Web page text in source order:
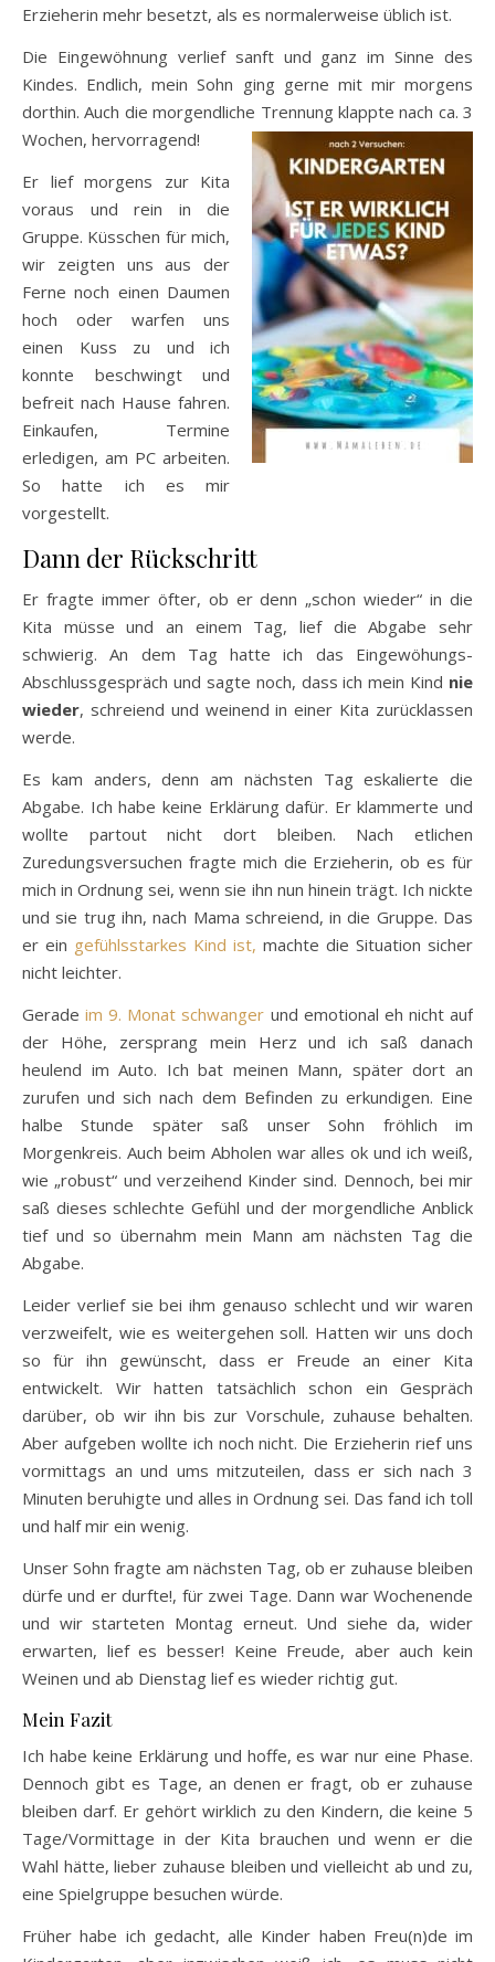
Erzieherin mehr besetzt, als es normalerweise üblich ist.
Die Eingewöhnung verlief sanft und ganz im Sinne des
Kindes. Endlich, mein Sohn ging gerne mit mir morgens
dorthin. Auch die morgendliche Trennung klappte nach ca. 3
Wochen, hervorragend!
Er lief morgens zur Kita
voraus und rein in die
Gruppe. Küsschen für mich,
wir zeigten uns aus der
Ferne noch einen Daumen
hoch oder warfen uns
einen Kuss zu und ich
konnte beschwingt und
befreit nach Hause fahren.
Einkaufen, Termine
erledigen, am PC arbeiten.
So hatte ich es mir
vorgestellt.
Dann der Rückschritt
Er fragte immer öfter, ob er denn „schon wieder“ in die
Kita müsse und an einem Tag, lief die Abgabe sehr
schwierig. An dem Tag hatte ich das Eingewöhungs-
Abschlussgespräch und sagte noch, dass ich mein Kind nie
wieder, schreiend und weinend in einer Kita zurücklassen
werde.
Es kam anders, denn am nächsten Tag eskalierte die
Abgabe. Ich habe keine Erklärung dafür. Er klammerte und
wollte partout nicht dort bleiben. Nach etlichen
Zuredungsversuchen fragte mich die Erzieherin, ob es für
mich in Ordnung sei, wenn sie ihn nun hinein trägt. Ich nickte
und sie trug ihn, nach Mama schreiend, in die Gruppe. Das
er ein gefühlsstarkes Kind ist, machte die Situation sicher
nicht leichter.
Geradeim 9. Monat schwanger und emotional eh nicht auf
der Höhe, zersprang mein Herz und ich saß danach
heulend im Auto. Ich bat meinen Mann, später dort an
zurufen und sich nach dem Befinden zu erkundigen. Eine
halbe Stunde später saß unser Sohn fröhlich im
Morgenkreis. Auch beim Abholen war alles ok und ich weiß,
wie „robust“ und verzeihend Kinder sind. Dennoch, bei mir
saß dieses schlechte Gefühl und der morgendliche Anblick
tief und so übernahm mein Mann am nächsten Tag die
Abgabe.
Leider verlief sie bei ihm genauso schlecht und wir waren
verzweifelt, wie es weitergehen soll. Hatten wir uns doch
so für ihn gewünscht, dass er Freude an einer Kita
entwickelt. Wir hatten tatsächlich schon ein Gespräch
darüber, ob wir ihn bis zur Vorschule, zuhause behalten.
Aber aufgeben wollte ich noch nicht. Die Erzieherin rief uns
vormittags an und ums mitzuteilen, dass er sich nach 3
Minuten beruhigte und alles in Ordnung sei. Das fand ich toll
und half mir ein wenig.
Unser Sohn fragte am nächsten Tag, ob er zuhause bleiben
dürfe und er durfte!, für zwei Tage. Dann war Wochenende
und wir starteten Montag erneut. Und siehe da, wider
erwarten, lief es besser! Keine Freude, aber auch kein
Weinen und ab Dienstag lief es wieder richtig gut.
Mein Fazit
Ich habe keine Erklärung und hoffe, es war nur eine Phase.
Dennoch gibt es Tage, an denen er fragt, ob er zuhause
bleiben darf. Er gehört wirklich zu den Kindern, die keine 5
Tage/Vormittage in der Kita brauchen und wenn er die
Wahl hätte, lieber zuhause bleiben und vielleicht ab und zu,
eine Spielgruppe besuchen würde.
Früher habe ich gedacht, alle Kinder haben Freu(n)de im